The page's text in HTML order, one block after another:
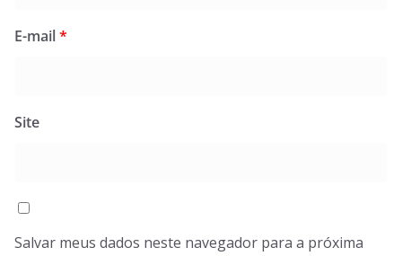
E-mail*
Site
Salvar meus dados neste navegador para a próxima